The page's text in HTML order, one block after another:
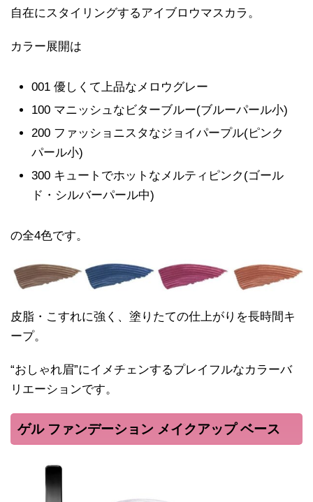
自在にスタイリングするアイブロウマスカラ。
カラー展開は
001 優しくて上品なメロウグレー
100 マニッシュなビターブルー(ブルーパール小)
200 ファッショニスタなジョイパープル(ピンク
パール小)
300 キュートでホットなメルティピンク(ゴール
ド・シルバーパール中)
の全4色です。
皮脂・こすれに強く、塗りたての仕上がりを長時間キ
ープ。
“おしゃれ眉”にイメチェンするプレイフルなカラーバ
リエーションです。
ゲル ファンデーション メイクアップ ベース